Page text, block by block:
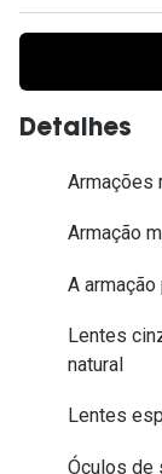
Detalhes
Armações
Armação
A
Lentes
natural
Lentes
Óculos de